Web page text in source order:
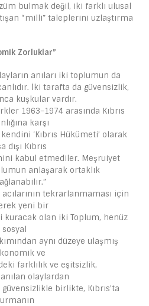
bulmak değil, iki farklı ulusal
“milli” taleplerini uzlaştırma
Zorluklar”
anıları iki toplumun da
İki tarafta da güvensizlik,
kuşkular vardır.
1963–1974 arasında Kıbrıs
karşı
‘Kıbrıs Hükümeti’ olarak
dışı Kıbrıs
kabul etmediler. Meşruiyet
anlaşarak ortaklık
acılarının tekrarlanmaması için
yeni bir
kuracak olan iki Toplum, henüz
aynı düzeye ulaşmış
ve
farklılık ve eşitsizlik,
olaylardan
birlikte, Kıbrıs’ta